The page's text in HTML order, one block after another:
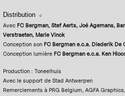
Distribution
Avec FC Bergman, Stef Aerts, Joé Agemans,
Verstraeten, Marie Vinck
Conception son FC Bergman e.c.a. Diederik De
Conception lumière FC Bergman e.c.a. Ken
Production : Toneelhuis
Avec le support de Stad Antwerpen
Remerciements à PRG Belgium, AGFA